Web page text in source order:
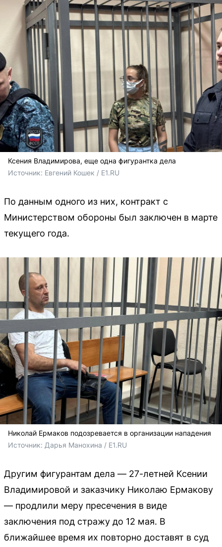
Ксения Владимирова, еще одна фигурантка дела
Источник: Евгений Кошек / E1.RU
По данным одного из них, контракт с
Министерством обороны был заключен в марте
текущего года.
Николай Ермаков подозревается в организации нападения
Источник: Дарья Манохина / Е1.RU
Другим фигурантам дела — 27-летней Ксении
Владимировой и заказчику Николаю Ермакову
— продлили меру пресечения в виде
заключения под стражу до 12 мая. В
ближайшее время их повторно доставят в суд